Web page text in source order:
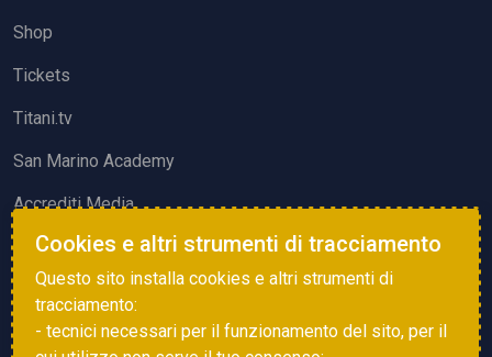
Shop
Tickets
Titani.tv
San Marino Academy
Accrediti Media
ATTIVITÀ ED EVENTI
Squadre di Calcio
Associazione Sammarinese Arbitri
Cookies e altri strumenti di tracciamento
Questo sito installa cookies e altri strumenti di
tracciamento:
- tecnici necessari per il funzionamento del sito, per il